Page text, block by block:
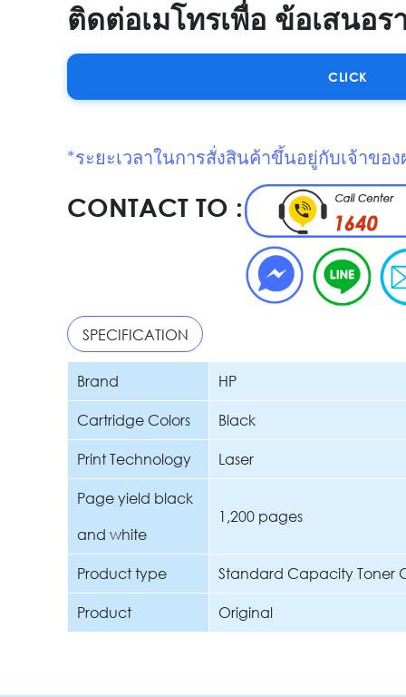
ติดต่อเมโทรเพื่อ ข้อเสนอร
CLICK
*ระยะเวลาในการสั่งสินค้าขึ้นอยู่กับเจ้าข
CONTACT TO :
SPECIFICATION
Brand HP
Cartridge Colors Black
Print Technology Laser
Page yield black
and white
1,200 pages
Product type Standard Capacity Toner
Product Original